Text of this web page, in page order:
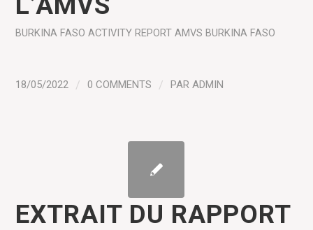
BURKINA FASO ACTIVITY REPORT AMVS BURKINA FASO
18/05/2022 / 0 COMMENTS / PARADMIN
EXTRAIT DU RAPPORT